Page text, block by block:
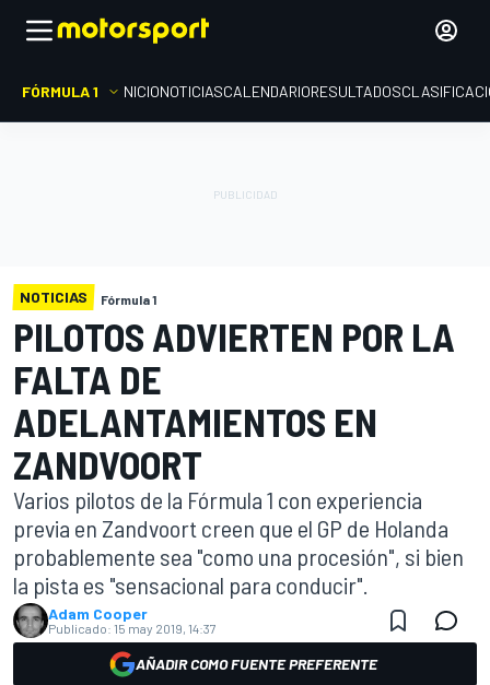
FÓRMULA 1 INICIONOTICIASCALENDARIORESULTADOS
NOTICIAS Fórmula 1
PILOTOS ADVIERTEN POR LA
FALTA DE
ADELANTAMIENTOS EN
ZANDVOORT
Varios pilotos de la Fórmula 1 con experiencia
previa en Zandvoort creen que el GP de Holanda
probablemente sea "como una procesión", si bien
la pista es "sensacional para conducir".
Adam Cooper
Publicado: 15 may 2019, 14:37
AÑADIR COMO FUENTE PREFERENTE